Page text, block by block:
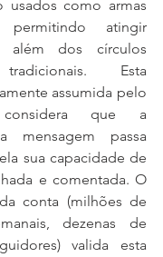
usados como armas
atingir
além dos círculos
Esta
assumida pelo
que a
mensagem passa
sua capacidade de
e comentada. O
conta (milhões de
dezenas de
valida esta